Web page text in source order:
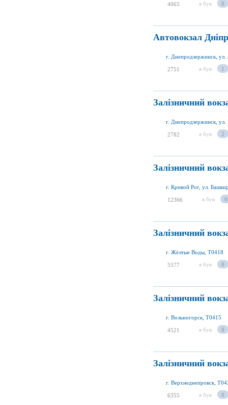
4065 я був 0
Автовокзал
г. Днепродзержинск,
2751 я був 1
Залізничний
г. Днепродзержинск, ул.
2782 я був 2
Залізничний
г. Кривой Рог, ул.
12366 я був 0
Залізничний
г. Жёлтые Воды, T0418
5577 я був 0
Залізничний
г. Вольногорск, T0415
4521 я був 0
Залізничний
г. Верхнеднепровск,
6355 я був 0